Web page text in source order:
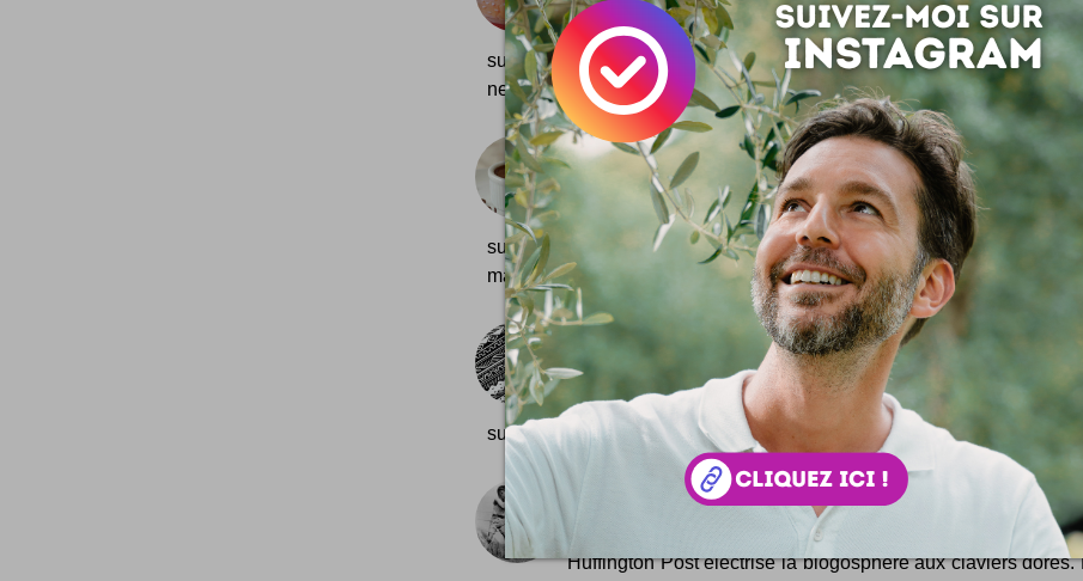
valeur mes petits camarades commentateurs ... Et vu que
suis pas un blogueur qui fait dans les débats intenses, la plupart des
ne sont pas...
Le Très Meilleur du Délicieux
Allez la rentrée approche, et plutôt que de faire un bilan
compiler sur cette page numérique le best-of des articles
sur les ondes de Tribords.com :) C'est biensûr ma sélection
mais ce sont en majorité des articles un peu plus fouillés que...
Textures Africaines
Des motifs visuels plein de vie aux couleurs de la
l'Afrique ! Une chouette collection rassemblée par digital
sur Flickr qui explore la beauté des "patterns" de...
C'est quoi un blogueur ?
Une réflexion dans l'air du temps bourrin ... Ou
Huffington Post électrise la blogosphère aux claviers dorés.